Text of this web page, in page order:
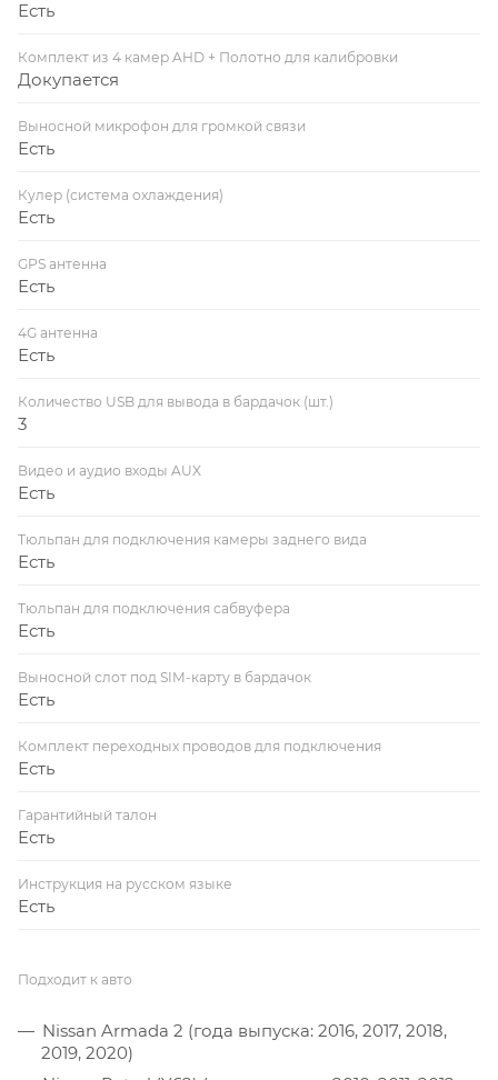
Есть
Комплект из 4 камер AHD + Полотно для калибровки
Докупается
Выносной микрофон для громкой связи
Есть
Кулер (система охлаждения)
Есть
GPS антенна
Есть
4G антенна
Есть
Количество USB для вывода в бардачок (шт.)
3
Видео и аудио входы AUX
Есть
Тюльпан для подключения камеры заднего вида
Есть
Тюльпан для подключения сабвуфера
Есть
Выносной слот под SIM-карту в бардачок
Есть
Комплект переходных проводов для подключения
Есть
Гарантийный талон
Есть
Инструкция на русском языке
Есть
Подходит к авто
Nissan Armada 2 (года выпуска: 2016, 2017, 2018,
2019, 2020)